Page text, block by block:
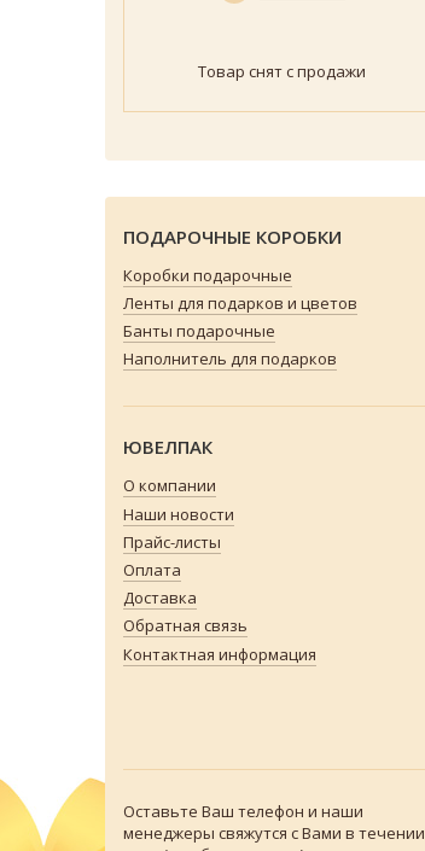
Товар снят с продажи
ПОДАРОЧНЫЕ КОРОБКИ
Коробки подарочные
Ленты для подарков и цветов
Банты подарочные
Наполнитель для подарков
ЮВЕЛПАК
О компании
Наши новости
Прайс-листы
Оплата
Доставка
Обратная связь
Контактная информация
Оставьте Ваш телефон и наши
менеджеры свяжутся с Вами в течении